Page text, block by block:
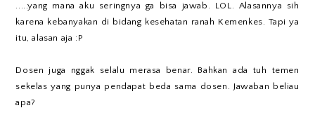
.....yang mana aku seringnya ga bisa jawab. LOL. Alasannya sih
karena kebanyakan di bidang kesehatan ranah Kemenkes. Tapi ya
itu, alasan aja :P
Dosen juga nggak selalu merasa benar. Bahkan ada tuh temen
sekelas yang punya pendapat beda sama dosen. Jawaban beliau
apa?